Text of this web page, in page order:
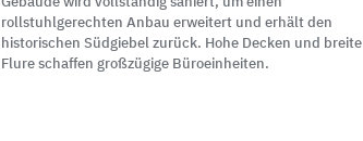
rollstuhlgerechten Anbau erweitert und erhält den
historischen Südgiebel zurück. Hohe Decken und breite
Flure schaffen großzügige Büroeinheiten.